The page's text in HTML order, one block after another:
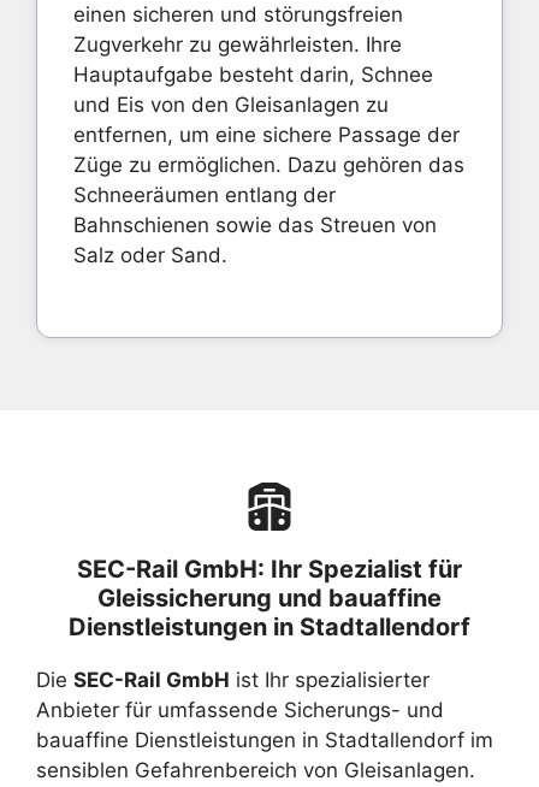
einen sicheren und störungsfreien
Zugverkehr zu gewährleisten. Ihre
Hauptaufgabe besteht darin, Schnee
und Eis von den Gleisanlagen zu
entfernen, um eine sichere Passage der
Züge zu ermöglichen. Dazu gehören das
Schneeräumen entlang der
Bahnschienen sowie das Streuen von
Salz oder Sand.
SEC-Rail GmbH: Ihr Spezialist für
Gleissicherung und bauaffine
Dienstleistungen in Stadtallendorf
Die SEC-Rail GmbH ist Ihr spezialisierter
Anbieter für umfassende Sicherungs- und
bauaffine Dienstleistungen in Stadtallendorf im
sensiblen Gefahrenbereich von Gleisanlagen.